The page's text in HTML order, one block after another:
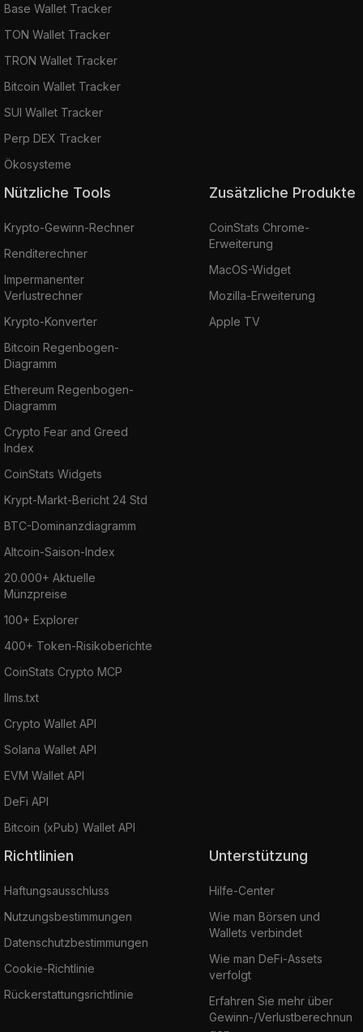
Base Wallet Tracker
TON Wallet Tracker
TRON Wallet Tracker
Bitcoin Wallet Tracker
SUI Wallet Tracker
Perp DEX Tracker
Ökosysteme
Nützliche Tools
Krypto-Gewinn-Rechner
Renditerechner
Impermanenter
Verlustrechner
Krypto-Konverter
Bitcoin Regenbogen-
Diagramm
Ethereum Regenbogen-
Diagramm
Crypto Fear and Greed
Index
CoinStats Widgets
Krypt-Markt-Bericht 24 Std
BTC-Dominanzdiagramm
Altcoin-Saison-Index
20.000+ Aktuelle
Münzpreise
100+ Explorer
400+ Token-Risikoberichte
CoinStats Crypto MCP
llms.txt
Crypto Wallet API
Solana Wallet API
EVM Wallet API
DeFi API
Bitcoin (xPub) Wallet API
Zusätzliche Produkte
CoinStats Chrome-
Erweiterung
MacOS-Widget
Mozilla-Erweiterung
Apple TV
Richtlinien
Haftungsausschluss
Nutzungsbestimmungen
Datenschutzbestimmungen
Cookie-Richtlinie
Rückerstattungsrichtlinie
Unterstützung
Hilfe-Center
Wie man Börsen und
Wallets verbindet
Wie man DeFi-Assets
verfolgt
Erfahren Sie mehr über
Gewinn-/Verlustberechnun